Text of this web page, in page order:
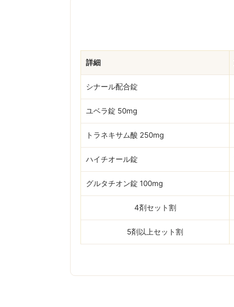
詳細
シナール配合錠
ユベラ錠 50mg
トラネキサム酸 250mg
ハイチオール錠
グルタチオン錠 100mg
4剤セット割
5剤以上セット割